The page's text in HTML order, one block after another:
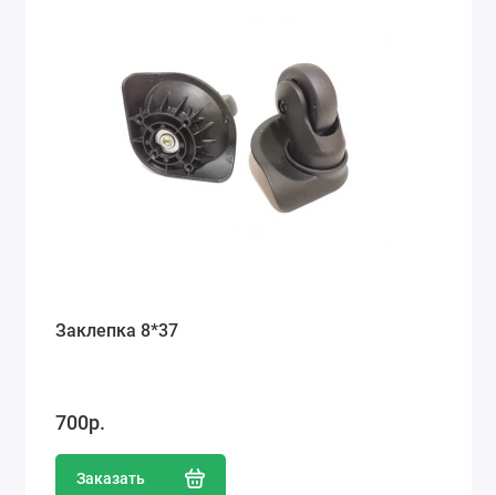
Заклепка 8*37
700р.
Заказать